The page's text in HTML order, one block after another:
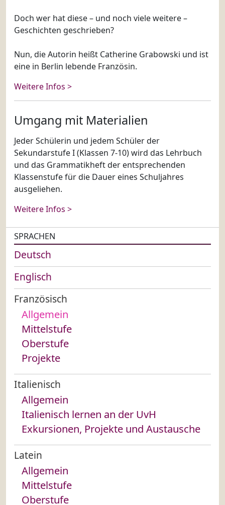
Doch wer hat diese – und noch viele weitere –
Geschichten geschrieben?
Nun, die Autorin heißt Catherine Grabowski und ist
eine in Berlin lebende Französin.
Weitere Infos >
Umgang mit Materialien
Jeder Schülerin und jedem Schüler der
Sekundarstufe I (Klassen 7-10) wird das Lehrbuch
und das Grammatikheft der entsprechenden
Klassenstufe für die Dauer eines Schuljahres
ausgeliehen.
Weitere Infos >
SPRACHEN
Deutsch
Englisch
Französisch
Allgemein
Mittelstufe
Oberstufe
Projekte
Italienisch
Allgemein
Italienisch lernen an der UvH
Exkursionen, Projekte und Austausche
Latein
Allgemein
Mittelstufe
Oberstufe